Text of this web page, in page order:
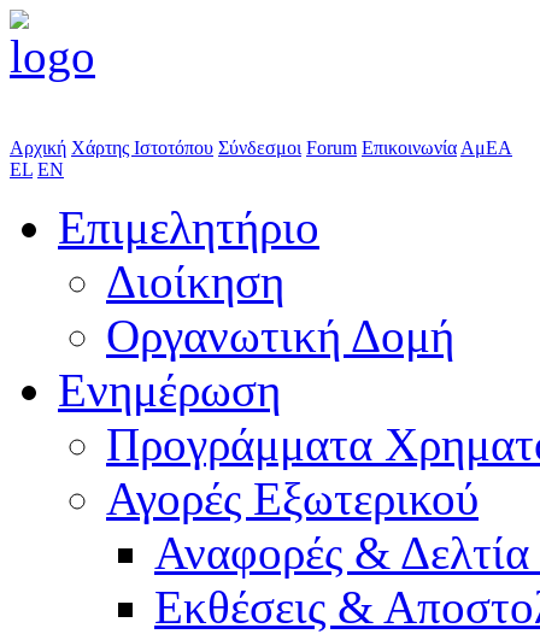
Αρχική Χάρτης Ιστοτόπου Σύνδεσμοι Forum Επικοινωνία ΑμΕΑ
EL EN
Επιμελητήριο
Διοίκηση
Οργανωτική Δομή
Ενημέρωση
Προγράμματα
Αγορές Εξωτερικού
Αναφορές &
Εκθέσεις &